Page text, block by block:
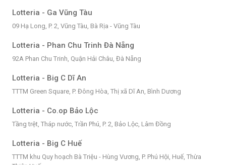
Lotteria - Ga Vũng Tàu
09 Hạ Long, P. 2, Vũng Tàu, Bà Rịa - Vũng Tàu
Lotteria - Phan Chu Trinh Đà Nẵng
92A Phan Chu Trinh, Quận Hải Châu, Đà Nẵng
Lotteria - Big C Dĩ An
TTTM Green Square, P. Đông Hòa, Thị xã Dĩ An, Bình Dương
Lotteria - Co.op Bảo Lộc
Tầng trệt, Tháp nước, Trần Phú, P. 2, Bảo Lộc, Lâm Đồng
Lotteria - Big C Huế
TTTM khu Quy hoạch Bà Triệu - Hùng Vương, P. Phú Hội, Huế, Thừa